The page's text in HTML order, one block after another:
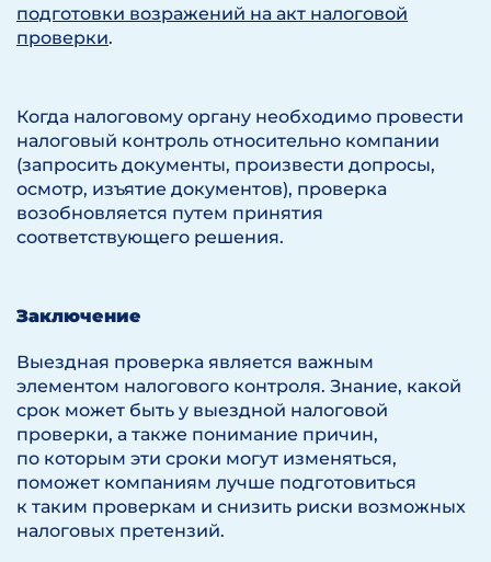
подготовки возражений на акт налоговой
проверки.
Когда налоговому органу необходимо провести
налоговый контроль относительно компании
(запросить документы, произвести допросы,
осмотр, изъятие документов), проверка
возобновляется путем принятия
соответствующего решения.
Заключение
Выездная проверка является важным
элементом налогового контроля. Знание, какой
срок может быть у выездной налоговой
проверки, а также понимание причин,
по которым эти сроки могут изменяться,
поможет компаниям лучше подготовиться
к таким проверкам и снизить риски возможных
налоговых претензий.